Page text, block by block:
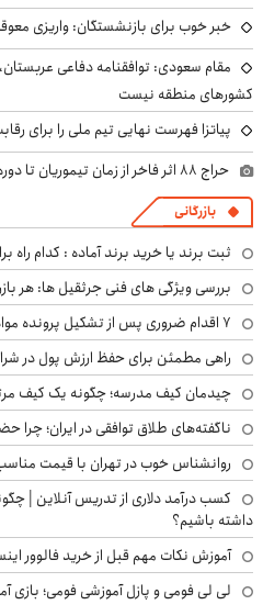
خبر خوب برای بازنشستگان: واریزی
مقام سعودی: توافقنامه دفاعی
کشورهای منطقه نیست
پیاتزا فهرست نهایی تیم ملی را برای
حراج ۸۸ اثر فاخر از زمان تیموریان تا دوره معاصر +تصاویر
بازرگانی
ثبت برند یا خرید برند آماده : کدام
بررسی ویژگی های فنی جرثقیل ها: هر
۷ اقدام ضروری پس از تشکیل پرونده مواد مخدر؛ راهنمای خانواده‌ها
راهی مطمئن برای حفظ ارزش پول در
چیدمان کیف مدرسه؛ چگونه یک کیف
ناگفته‌های طلاق توافقی در ایران؛
روانشناس خوب در تهران با قیمت
کسب درآمد دلاری از تدریس آنلاین |
داشته باشیم؟
آموزش نکات مهم قبل از خرید فالوور
لی لی فومی و پازل آموزشی فومی؛ بازی